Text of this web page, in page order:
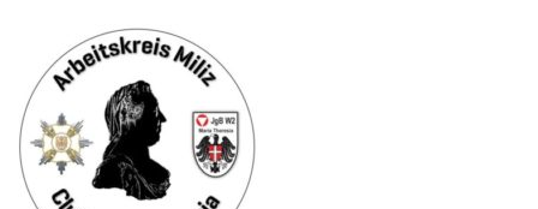
wechseln
Hauptmenü
springen